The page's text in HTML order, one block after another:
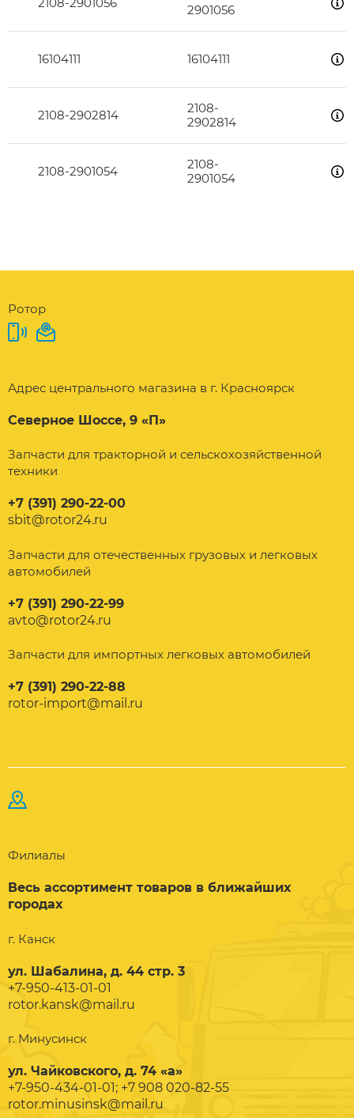
2901056
16104111 16104111
2108-2902814
2108-
2902814
2108-2901054
2108-
2901054
Ротор
Адрес центрального магазина в г. Красноярск
Северное Шоссе, 9 «П»
Запчасти для тракторной и сельскохозяйственной
техники
+7 (391) 290-22-00
sbit@rotor24.ru
Запчасти для отечественных грузовых и легковых
автомобилей
+7 (391) 290-22-99
avto@rotor24.ru
Запчасти для импортных легковых автомобилей
+7 (391) 290-22-88
rotor-import@mail.ru
Филиалы
Весь ассортимент товаров в ближайших
городах
г. Канск
ул. Шабалина, д. 44 стр. 3
+7-950-413-01-01
rotor.kansk@mail.ru
г. Минусинск
ул. Чайковского, д. 74 «а»
+7-950-434-01-01; +7 908 020-82-55
rotor.minusinsk@mail.ru